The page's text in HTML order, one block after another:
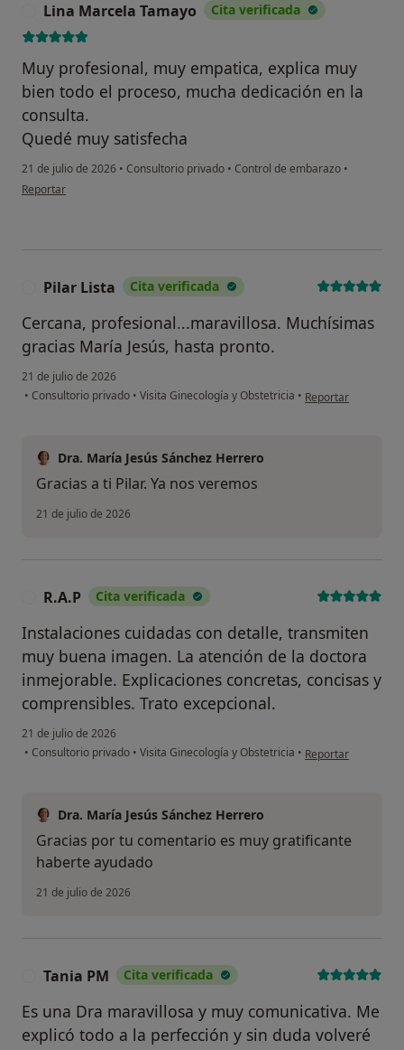
Lina Marcela Tamayo Cita verificada
Muy profesional, muy empatica, explica muy
bien todo el proceso, mucha dedicación en la
consulta.
Quedé muy satisfecha
21 de julio de 2026 • Consultorio privado • Control de embarazo •
en opinión del usuario Lina Marcela Tamayo
Reportar
Pilar Lista Cita verificada
Cercana, profesional...maravillosa. Muchísimas
gracias María Jesús, hasta pronto.
21 de julio de 2026
• Consultorio privado • Visita Ginecología y Obstetricia • en opinión del
Reportar
Dra. María Jesús Sánchez Herrero
Gracias a ti Pilar. Ya nos veremos
21 de julio de 2026
R.A.P Cita verificada
Instalaciones cuidadas con detalle, transmiten
muy buena imagen. La atención de la doctora
inmejorable. Explicaciones concretas, concisas y
comprensibles. Trato excepcional.
21 de julio de 2026
• Consultorio privado • Visita Ginecología y Obstetricia • en opinión del
Reportar
Dra. María Jesús Sánchez Herrero
Gracias por tu comentario es muy gratificante
haberte ayudado
21 de julio de 2026
Tania PM Cita verificada
Es una Dra maravillosa y muy comunicativa. Me
explicó todo a la perfección y sin duda volveré